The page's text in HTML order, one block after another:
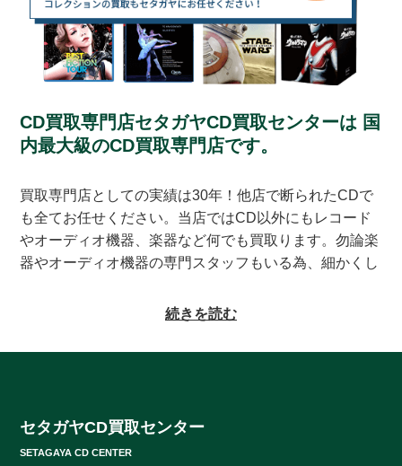
CD買取専門店セタガヤCD買取センターは 国
内最大級のCD買取専門店です。
買取専門店としての実績は30年！他店で断られたCDで
も全てお任せください。当店ではCD以外にもレコード
やオーディオ機器、楽器など何でも買取ります。勿論楽
器やオーディオ機器の専門スタッフもいる為、細かくし
買取専門店もある為、古いレコードの処分に困っている
ジャンルなんでも大丈夫！ロック、ジャズ、ソウル、歌
も知らないマイナータイトルまで何でもお売りくださ
続きを読む
セタガヤCD買取センター
SETAGAYA CD CENTER